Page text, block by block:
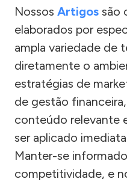
Nossos Artigos são
elaborados por
ampla variedade de
diretamente o
estratégias de
de gestão
conteúdo relevante
ser aplicado
Manter-se
competitividade, e